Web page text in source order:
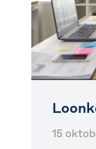
15